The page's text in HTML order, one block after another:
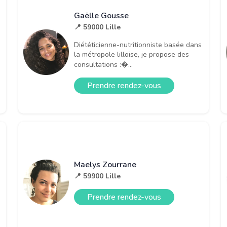
Gaëlle Gousse
📍 59000 Lille
Diététicienne-nutritionniste basée dans
la métropole lilloise, je propose des
consultations :�...
Prendre rendez-vous
Maelys Zourrane
📍 59900 Lille
Prendre rendez-vous